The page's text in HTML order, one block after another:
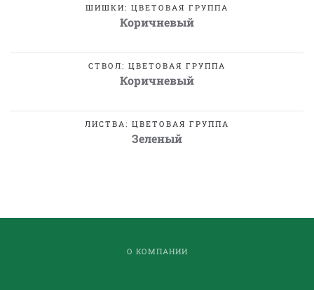
ШИШКИ: ЦВЕТОВАЯ ГРУППА
Коричневый
СТВОЛ: ЦВЕТОВАЯ ГРУППА
Коричневый
ЛИСТВА: ЦВЕТОВАЯ ГРУППА
Зеленый
О КОМПАНИИ